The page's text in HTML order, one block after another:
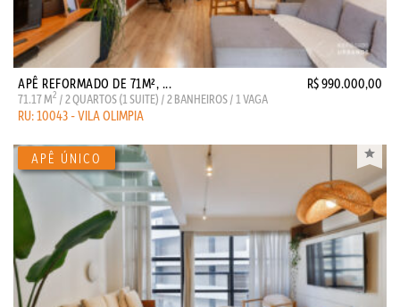
APÊ REFORMADO DE 71M², ... R$ 990.000,00
71.17 M2 / 2 QUARTOS (1 SUITE) / 2 BANHEIROS / 1 VAGA
RU: 10043 - VILA OLIMPIA